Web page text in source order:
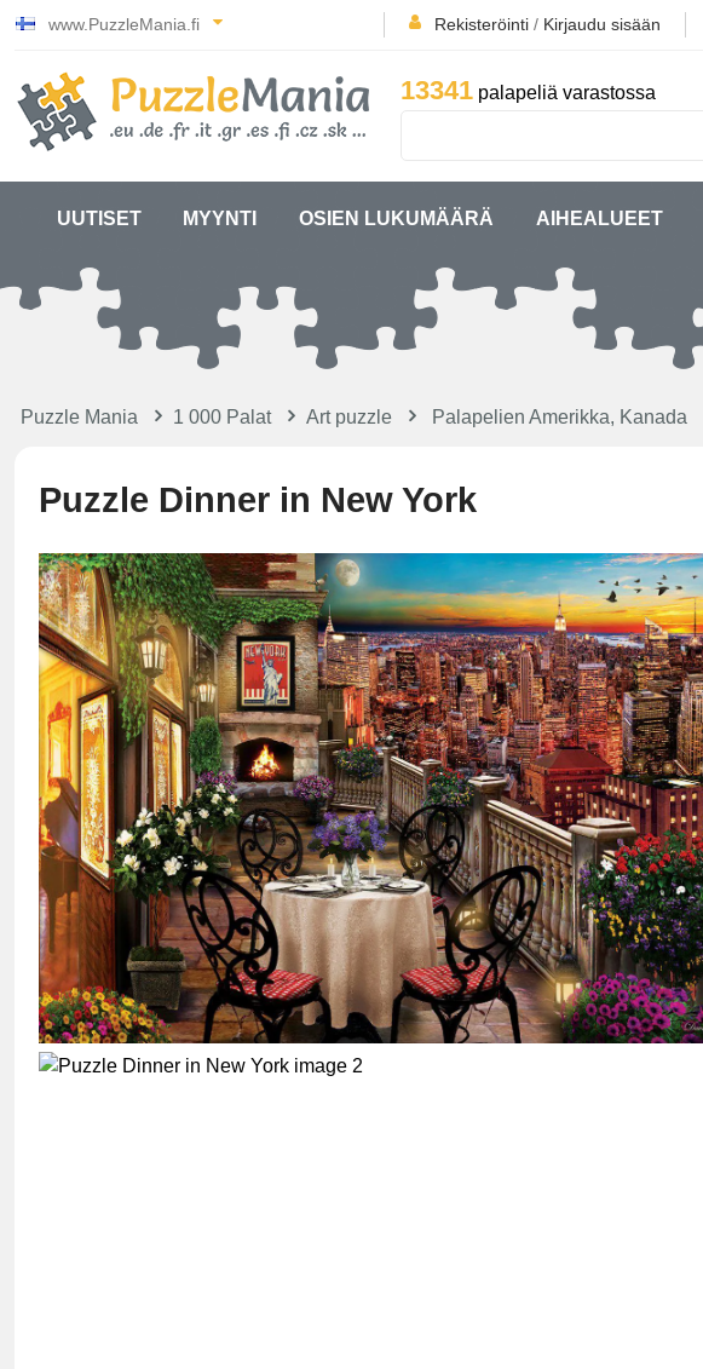
www.PuzzleMania.fi Rekisteröinti / Kirjaudu sisään
13341 palapeliä varastossa
UUTISET MYYNTI OSIEN LUKUMÄÄRÄ AIHEALUEET
Puzzle Mania 1 000 Palat Art puzzle Palapelien Amerikka, Kanada
Puzzle Dinner in New York